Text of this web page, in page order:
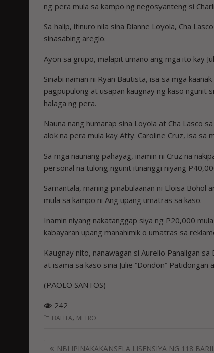
ng pera mula sa kampo ng negosyanteng si
Sa halip, itinuro nila sina Dianne Loyola, Cha
sinasabing areglo.
Ayon sa grupo, malapit umano ang mga ito kay
Sinabi naman ni Ryan Bautista, isa sa mga
pagpupulong at usapan kaugnay ng kaso ngunit
halaga ng pera.
Nauna nang humarap sina Loyola at Cha Lasco
alok na pera mula kay Atty. Caroline Cruz, isa sa
Sa mga naunang pahayag, inamin ni Cruz na
personal na tulong ngunit itinanggi niyang
Samantala, mariing pinabulaanan ni Eloisa
mula sa kampo ni Ang upang umatras sa kaso.
Inamin niyang nakatanggap siya ng P20,000
kabayaran upang manahimik o umatras sa
Kaugnay nito, nanawagan si Aurelio Panaligan
at isama sa kaso sina Julie “Dondon”
(PAOLO SANTOS)
242
BALITA, METRO
Post
NBI IPINAKAKANSELA LISENSIYA NG 118